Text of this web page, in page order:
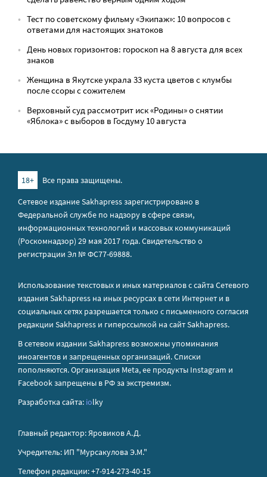
Тест по советскому фильму «Экипаж»: 10 вопросов с
ответами для настоящих знатоков
День новых горизонтов: гороскоп на 8 августа для всех
знаков
Женщина в Якутске украла 33 куста цветов с клумбы
после ссоры с сожителем
Верховный суд рассмотрит иск «Родины» о снятии
«Яблока» с выборов в Госдуму 10 августа
18+
Все права защищены.
Сетевое издание Sakhapress зарегистрировано в
Федеральной службе по надзору в сфере связи,
информационных технологий и массовых коммуникаций
(Роскомнадзор) 29 мая 2017 года. Свидетельство о
регистрации Эл № ФС77-69888.
Использование текстовых и иных материалов с сайта Сетевого
издания Sakhapress на иных ресурсах в сети Интернет и в
социальных сетях разрешается только с письменного согласия
редакции Sakhapress и гиперссылкой на сайт Sakhapress.
В сетевом издании Sakhapress возможны упоминания
иноагентов и запрещенных организаций. Списки
пополняются. Организация Metа, ее продукты Instagram и
Facebook запрещены в РФ за экстремизм.
Разработка сайта: iolky
Главный редактор: Яровиков А.Д.
Учредитель: ИП "Мурсакулова Э.М."
Телефон редакции: +7-914-273-40-15